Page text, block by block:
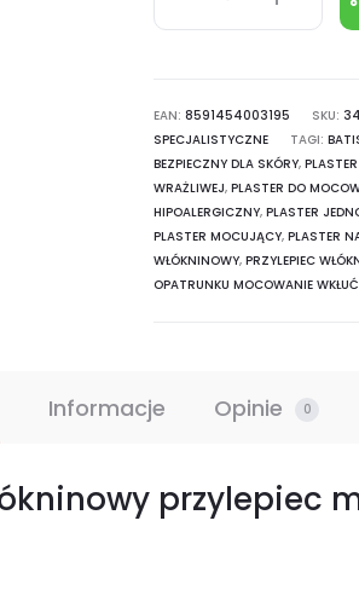
–
przylepiec
chirurgiczny
na
rolce,
EAN: 8591454003195 SKU:
SPECJALISTYCZNE
TAGI:
BEZPIECZNY DLA SKÓRY,
WRAŻLIWEJ, PLASTER DO
HIPOALERGICZNY, PLASTER
PLASTER MOCUJĄCY, PLASTER
WŁÓKNINOWY, PRZYLEPIEC
OPATRUNKU MOCOWANIE
Informacje Opinie 0
przylepiec